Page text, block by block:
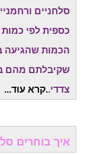
סלחניים
כספית לפי
הכמות שהגיעה
שקיבלתם מהם
צדדי..קרא עוד...
איך בוחרים